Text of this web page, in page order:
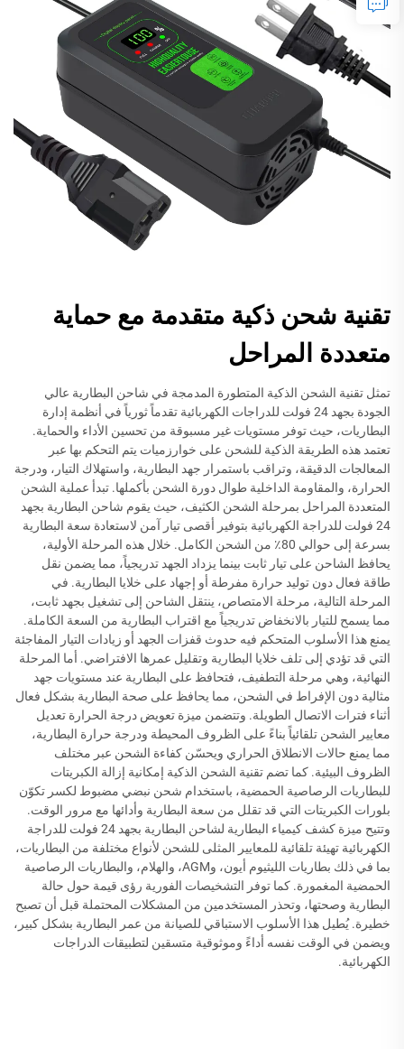
تقنية شحن ذكية متقدمة مع حماية
متعددة المراحل
تمثل تقنية الشحن الذكية المتطورة المدمجة في شاحن البطارية عالي
الجودة بجهد 24 فولت للدراجات الكهربائية تقدماً ثورياً في أنظمة إدارة
البطاريات، حيث توفر مستويات غير مسبوقة من تحسين الأداء والحماية.
تعتمد هذه الطريقة الذكية للشحن على خوارزميات يتم التحكم بها عبر
المعالجات الدقيقة، وتراقب باستمرار جهد البطارية، واستهلاك التيار، ودرجة
الحرارة، والمقاومة الداخلية طوال دورة الشحن بأكملها. تبدأ عملية الشحن
المتعددة المراحل بمرحلة الشحن الكثيف، حيث يقوم شاحن البطارية بجهد
24 فولت للدراجة الكهربائية بتوفير أقصى تيار آمن لاستعادة سعة البطارية
بسرعة إلى حوالي 80٪ من الشحن الكامل. خلال هذه المرحلة الأولية،
يحافظ الشاحن على تيار ثابت بينما يزداد الجهد تدريجياً، مما يضمن نقل
طاقة فعال دون توليد حرارة مفرطة أو إجهاد على خلايا البطارية. في
المرحلة التالية، مرحلة الامتصاص، ينتقل الشاحن إلى تشغيل بجهد ثابت،
مما يسمح للتيار بالانخفاض تدريجياً مع اقتراب البطارية من السعة الكاملة.
يمنع هذا الأسلوب المتحكم فيه حدوث قفزات الجهد أو زيادات التيار المفاجئة
التي قد تؤدي إلى تلف خلايا البطارية وتقليل عمرها الافتراضي. أما المرحلة
النهائية، وهي مرحلة التطفيف، فتحافظ على البطارية عند مستويات جهد
مثالية دون الإفراط في الشحن، مما يحافظ على صحة البطارية بشكل فعال
أثناء فترات الاتصال الطويلة. وتتضمن ميزة تعويض درجة الحرارة تعديل
معايير الشحن تلقائياً بناءً على الظروف المحيطة ودرجة حرارة البطارية،
مما يمنع حالات الانطلاق الحراري ويحسّن كفاءة الشحن عبر مختلف
الظروف البيئية. كما تضم تقنية الشحن الذكية إمكانية إزالة الكبريتات
للبطاريات الرصاصية الحمضية، باستخدام شحن نبضي مضبوط لكسر تكوّن
بلورات الكبريتات التي قد تقلل من سعة البطارية وأدائها مع مرور الوقت.
وتتيح ميزة كشف كيمياء البطارية لشاحن البطارية بجهد 24 فولت للدراجة
الكهربائية تهيئة تلقائية للمعايير المثلى للشحن لأنواع مختلفة من البطاريات،
بما في ذلك بطاريات الليثيوم أيون، وAGM، والهلام، والبطاريات الرصاصية
الحمضية المغمورة. كما توفر التشخيصات الفورية رؤى قيمة حول حالة
البطارية وصحتها، وتحذر المستخدمين من المشكلات المحتملة قبل أن تصبح
خطيرة. يُطيل هذا الأسلوب الاستباقي للصيانة من عمر البطارية بشكل كبير،
ويضمن في الوقت نفسه أداءً وموثوقية متسقين لتطبيقات الدراجات
الكهربائية.